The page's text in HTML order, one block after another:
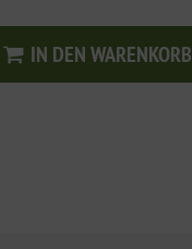
IN DEN WARENKORB
In den Warenkorb